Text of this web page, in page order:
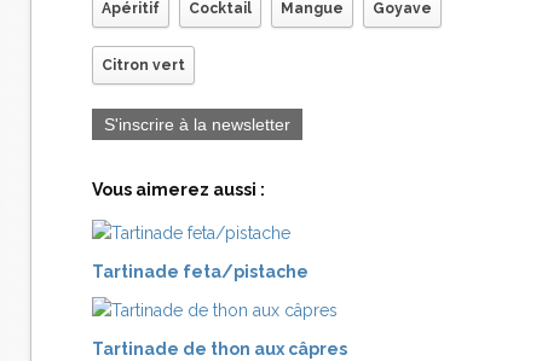
Apéritif Cocktail Mangue Goyave
Citron vert
S'inscrire à la newsletter
Vous aimerez aussi :
Tartinade feta/pistache
Tartinade de thon aux câpres